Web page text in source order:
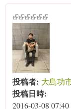
(link is external)
(link is external)
(link is external)
(link is
(link is
(link is
投稿者: 大島功
投稿日時:
2016-03-08 07:40